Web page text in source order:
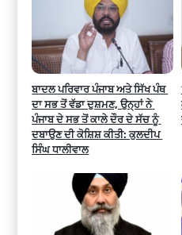
ਬਾਦਲ ਪਰਿਵਾਰ ਪੰਜਾਬ ਅਤੇ ਸਿੱਖ ਪੰਥ
ਦਾ ਸਭ ਤੋਂ ਵੱਡਾ ਦੁਸ਼ਮਣ, ਉਨ੍ਹਾਂ ਨੇ
ਪੰਜਾਬ ਦੇ ਸਭ ਤੋਂ ਕਾਲੇ ਦੌਰ ਦੇ ਸੱਚ ਨੂੰ
ਦਬਾਉਣ ਦੀ ਕੋਸ਼ਿਸ਼ ਕੀਤੀ: ਕੁਲਦੀਪ
ਸਿੰਘ ਧਾਲੀਵਾਲ